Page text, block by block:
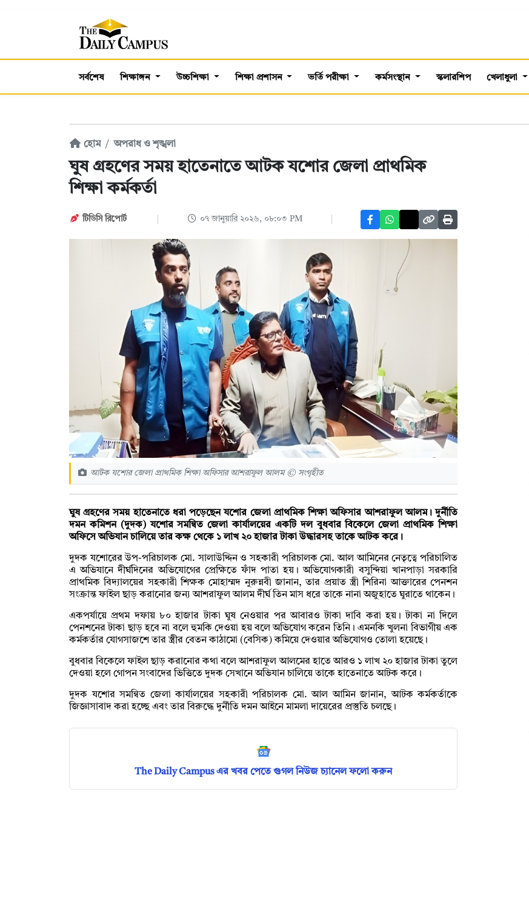
সর্বশেষ শিক্ষাঙ্গন উচ্চশিক্ষা শিক্ষা প্রশাসন ভর্তি পরীক্ষা কর্মসংস্থান স্কলারশিপ খেলাধুলা
হোম অপরাধ ও শৃঙ্খলা
ঘুষ গ্রহণের সময় হাতেনাতে আটক যশোর জেলা প্রাথমিক
শিক্ষা কর্মকর্তা
টিডিসি রিপোর্ট ০৭ জানুয়ারি ২০২৬, ০৮:০৩ PM
আটক যশোর জেলা প্রাথমিক শিক্ষা অফিসার আশরাফুল আলম © সংগৃহীত
ঘুষ গ্রহণের সময় হাতেনাতে ধরা পড়েছেন যশোর জেলা প্রাথমিক শিক্ষা অফিসার আশরাফুল আলম। দুর্নীতি
দমন কমিশন (দুদক) যশোর সমন্বিত জেলা কার্যালয়ের একটি দল বুধবার বিকেলে জেলা প্রাথমিক শিক্ষা
অফিসে অভিযান চালিয়ে তার কক্ষ থেকে ১ লাখ ২০ হাজার টাকা উদ্ধারসহ তাকে আটক করে।
দুদক যশোরের উপ-পরিচালক মো. সালাউদ্দিন ও সহকারী পরিচালক মো. আল আমিনের নেতৃত্বে পরিচালিত
এ অভিযানে দীর্ঘদিনের অভিযোগের প্রেক্ষিতে ফাঁদ পাতা হয়। অভিযোগকারী বসুন্দিয়া খানপাড়া সরকারি
প্রাথমিক বিদ্যালয়ের সহকারী শিক্ষক মোহাম্মদ নুরুন্নবী জানান, তার প্রয়াত স্ত্রী শিরিনা আক্তারের পেনশন
সংক্রান্ত ফাইল ছাড় করানোর জন্য আশরাফুল আলম দীর্ঘ তিন মাস ধরে তাকে নানা অজুহাতে ঘুরাতে থাকেন।
একপর্যায়ে প্রথম দফায় ৮০ হাজার টাকা ঘুষ নেওয়ার পর আবারও টাকা দাবি করা হয়। টাকা না দিলে
পেনশনের টাকা ছাড় হবে না বলে হুমকি দেওয়া হয় বলে অভিযোগ করেন তিনি। এমনকি খুলনা বিভাগীয় এক
কর্মকর্তার যোগসাজশে তার স্ত্রীর বেতন কাঠামো (বেসিক) কমিয়ে দেওয়ার অভিযোগও তোলা হয়েছে।
বুধবার বিকেলে ফাইল ছাড় করানোর কথা বলে আশরাফুল আলমের হাতে আরও ১ লাখ ২০ হাজার টাকা তুলে
দেওয়া হলে গোপন সংবাদের ভিত্তিতে দুদক সেখানে অভিযান চালিয়ে তাকে হাতেনাতে আটক করে।
দুদক যশোর সমন্বিত জেলা কার্যালয়ের সহকারী পরিচালক মো. আল আমিন জানান, আটক কর্মকর্তাকে
জিজ্ঞাসাবাদ করা হচ্ছে এবং তার বিরুদ্ধে দুর্নীতি দমন আইনে মামলা দায়েরের প্রস্তুতি চলছে।
The Daily Campus এর খবর পেতে গুগল নিউজ চ্যানেল ফলো করুন